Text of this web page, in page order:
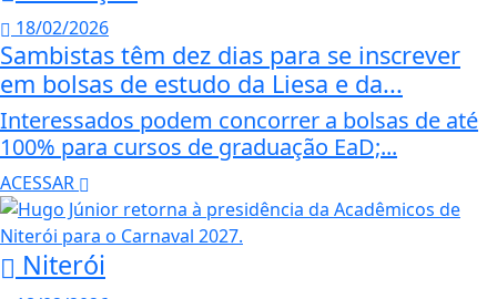
18/02/2026
Sambistas têm dez dias para se inscrever
em bolsas de estudo da Liesa e da...
Interessados podem concorrer a bolsas de até
100% para cursos de graduação EaD;...
ACESSAR
Niterói